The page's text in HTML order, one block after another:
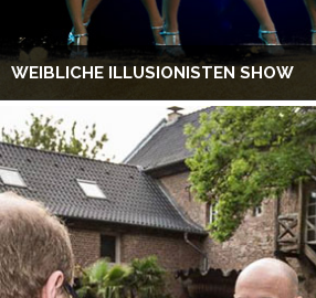
WEIBLICHE ILLUSIONISTEN SHOW